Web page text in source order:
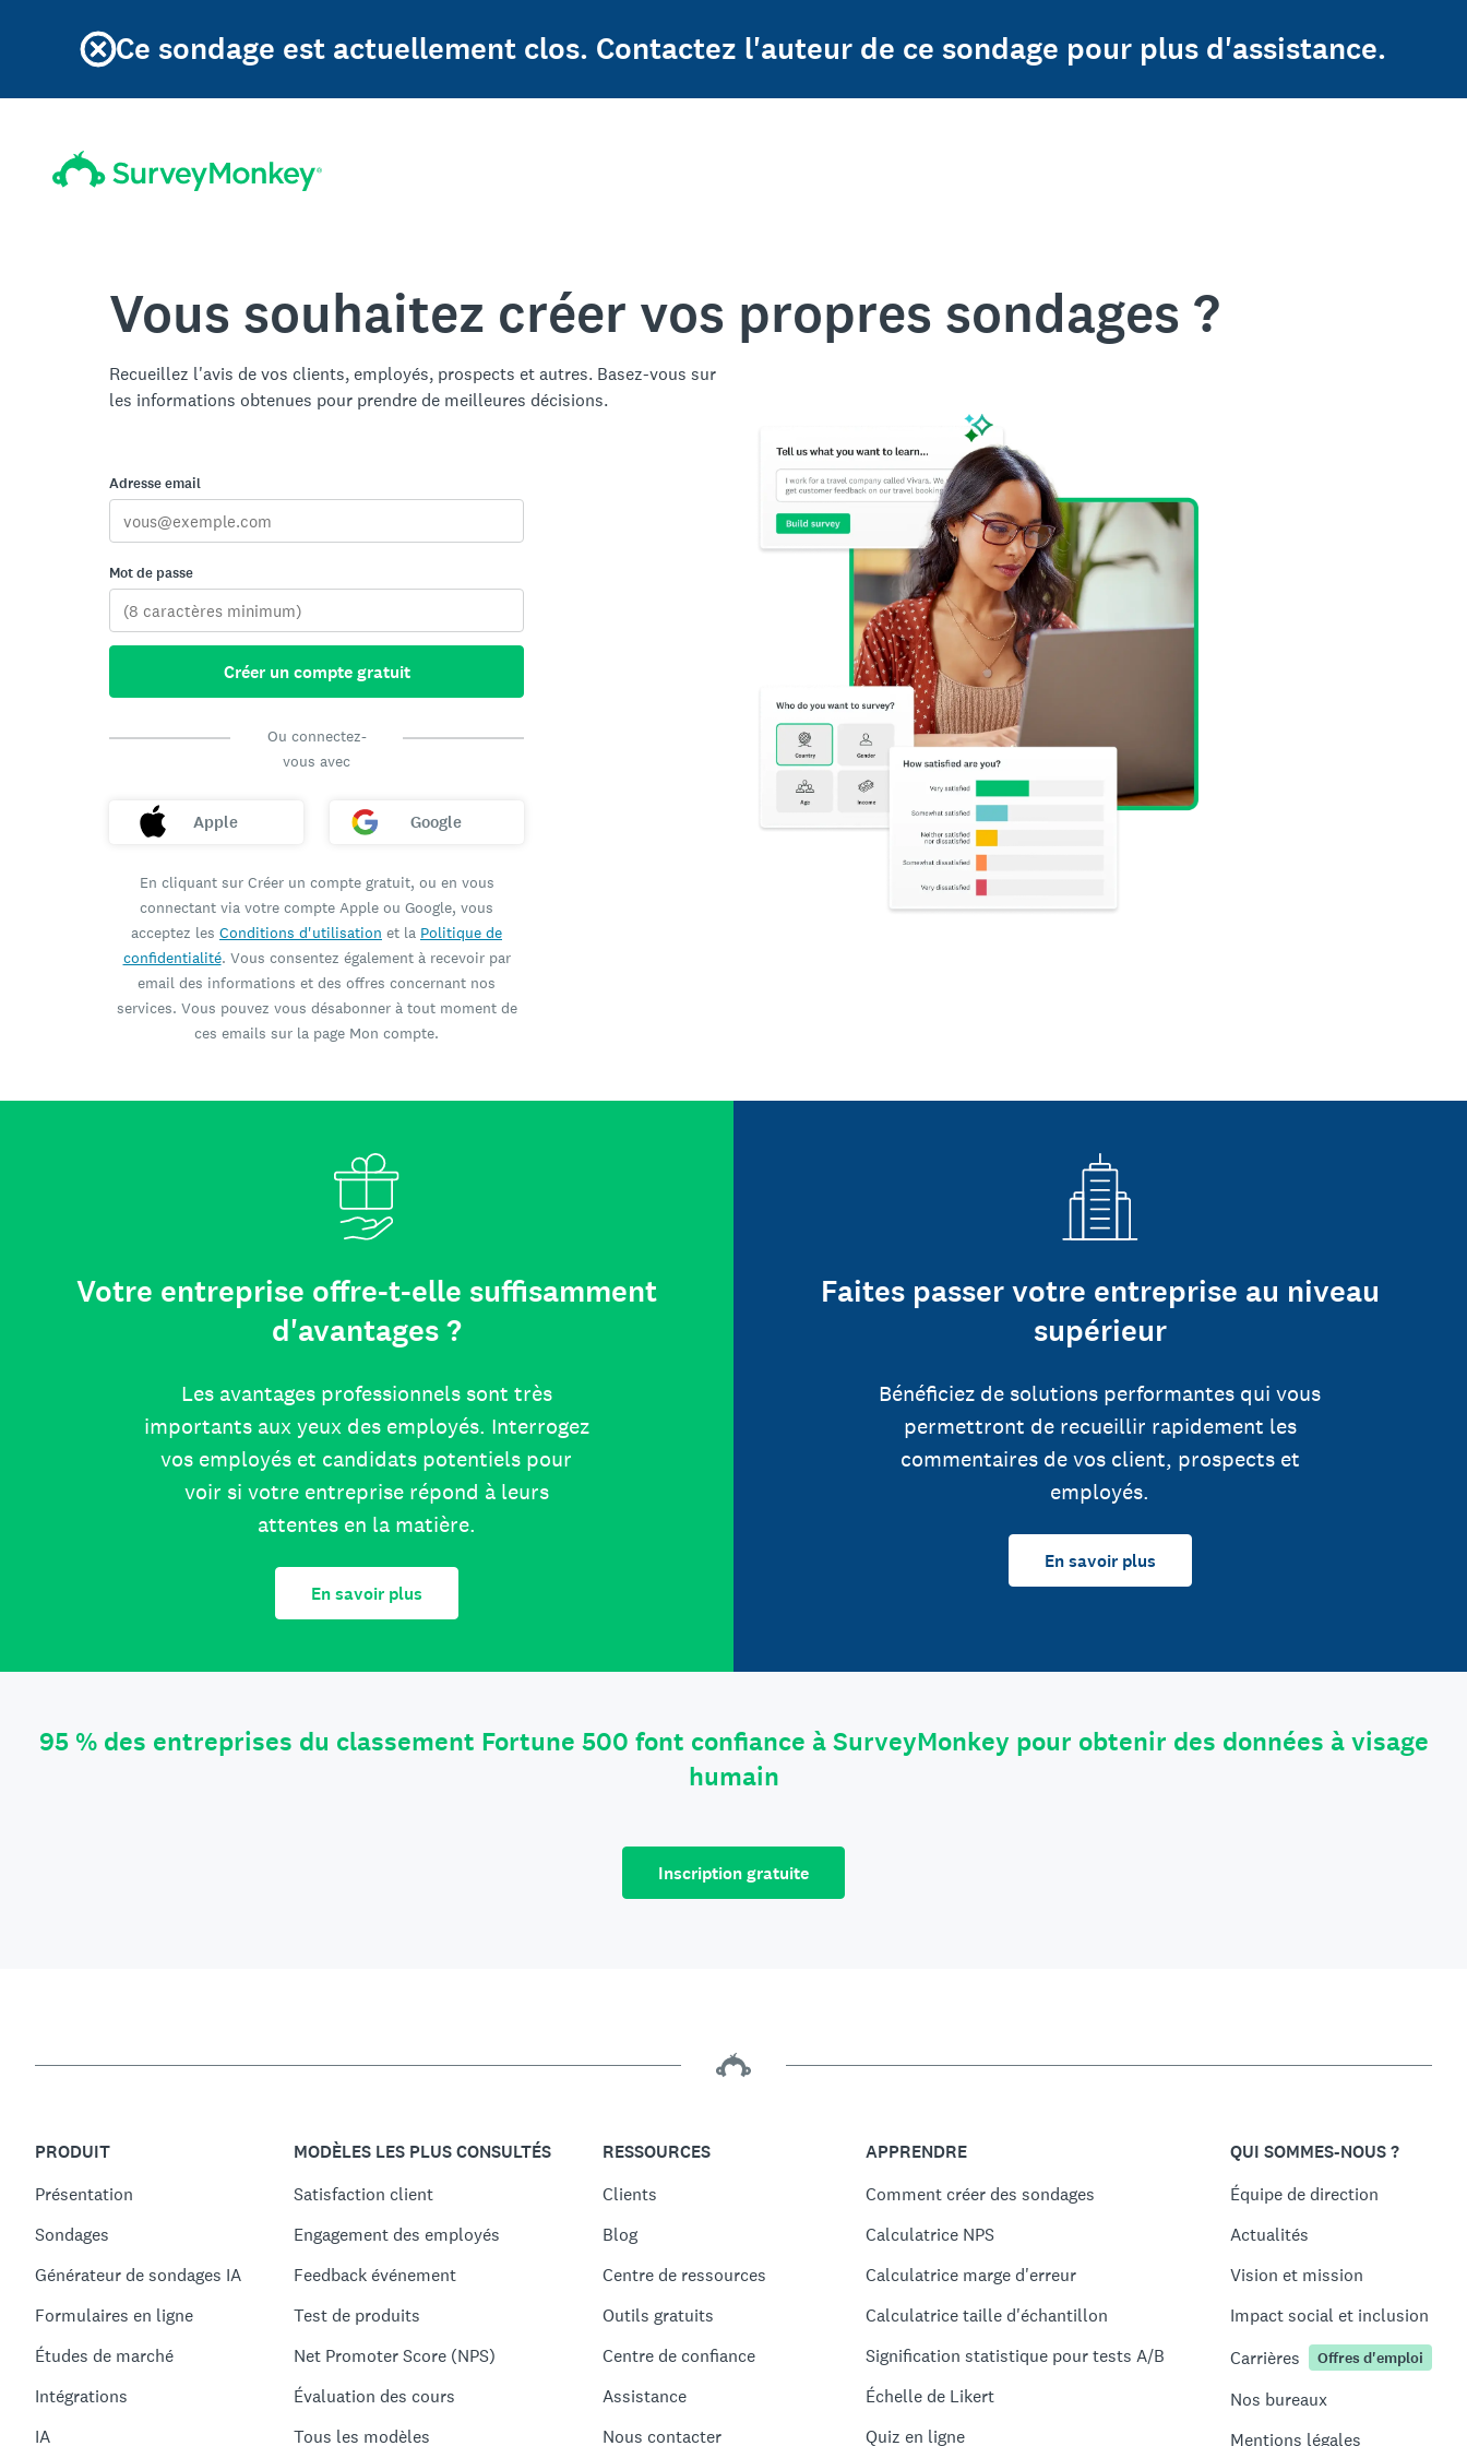
Ce sondage est actuellement clos. Contactez l'auteur de ce sondage pour plus d'assistance.
Vous souhaitez créer vos propres sondages ?
Recueillez l'avis de vos clients, employés, prospects et autres. Basez-vous sur
les informations obtenues pour prendre de meilleures décisions.
Adresse email
Mot de passe
Créer un compte gratuit
Ou connectez-
vous avec
Apple Google
En cliquant sur Créer un compte gratuit, ou en vous
connectant via votre compte Apple ou Google, vous
acceptez les Conditions d'utilisation et la Politique de
confidentialité. Vous consentez également à recevoir par
email des informations et des offres concernant nos
services. Vous pouvez vous désabonner à tout moment de
ces emails sur la page Mon compte.
Votre entreprise offre-t-elle suffisamment
d'avantages ?
Les avantages professionnels sont très
importants aux yeux des employés. Interrogez
vos employés et candidats potentiels pour
voir si votre entreprise répond à leurs
attentes en la matière.
En savoir plus
Faites passer votre entreprise au niveau
supérieur
Bénéficiez de solutions performantes qui vous
permettront de recueillir rapidement les
commentaires de vos client, prospects et
employés.
En savoir plus
95 % des entreprises du classement Fortune 500 font confiance à SurveyMonkey pour obtenir des données à visage
humain
Inscription gratuite
PRODUIT
Présentation
Sondages
Générateur de sondages IA
Formulaires en ligne
Études de marché
Intégrations
IA
MODÈLES LES PLUS CONSULTÉS
Satisfaction client
Engagement des employés
Feedback événement
Test de produits
Net Promoter Score (NPS)
Évaluation des cours
Tous les modèles
RESSOURCES
Clients
Blog
Centre de ressources
Outils gratuits
Centre de confiance
Assistance
Nous contacter
APPRENDRE
Comment créer des sondages
Calculatrice NPS
Calculatrice marge d'erreur
Calculatrice taille d'échantillon
Signification statistique pour tests A/B
Échelle de Likert
Quiz en ligne
QUI SOMMES-NOUS ?
Équipe de direction
Actualités
Vision et mission
Impact social et inclusion
Carrières
Offres d'emploi
Nos bureaux
Mentions légales